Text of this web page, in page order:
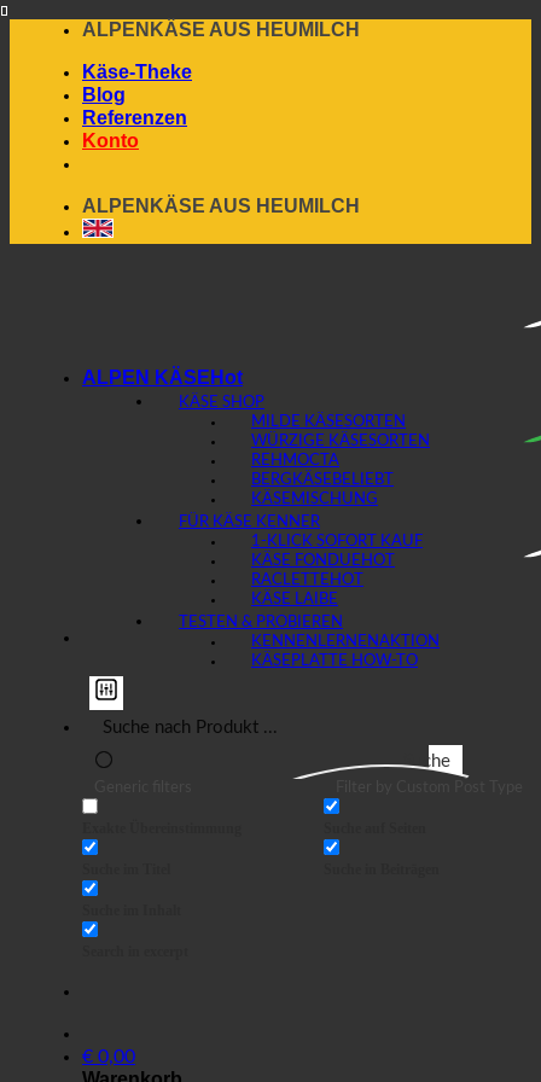
content
ALPENKÄSE AUS HEUMILCH
Käse-Theke
Blog
Referenzen
Konto
ALPENKÄSE AUS HEUMILCH
Suche
€ 0,00
ALPEN KÄSE
KÄSE SHOP
MILDE KÄSESORTEN
WÜRZIGE KÄSESORTEN
REHMOCTA
BERGKÄSE
KÄSEMISCHUNG
FÜR KÄSE KENNER
1-KLICK SOFORT KAUF
KÄSE FONDUE
RACLETTE
KÄSE LAIBE
TESTEN & PROBIEREN
KENNENLERNEN
KÄSEPLATTE HOW-TO